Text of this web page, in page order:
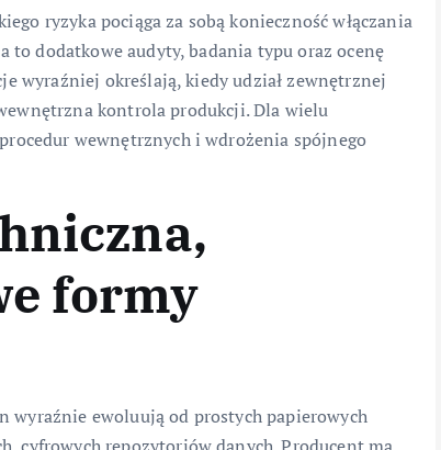
ryzyka pociąga za sobą konieczność włączania
dodatkowe audyty, badania typu oraz ocenę
wyraźniej określają, kiedy udział zewnętrznej
kontrola produkcji. Dla wielu
wewnętrznych i wdrożenia spójnego
formy
wyraźnie ewoluują od prostych papierowych